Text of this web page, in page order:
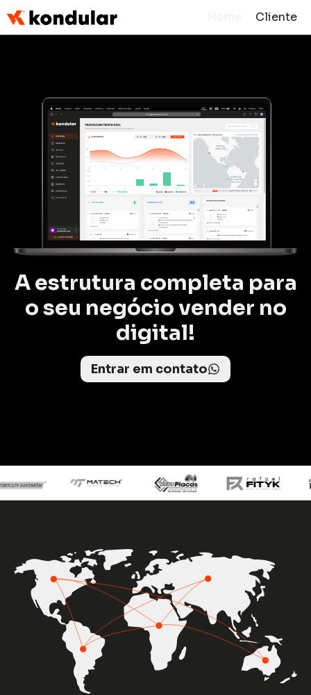
Cliente
A estrutura completa para
o seu negócio vender no
digital!
Entrar em contato